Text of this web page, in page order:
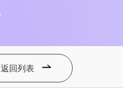
返回列表 